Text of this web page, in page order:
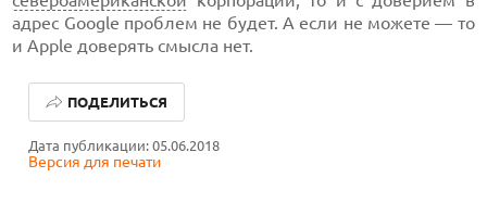
адрес Google проблем не будет. А если не можете — то
и Apple доверять смысла нет.
Дата публикации: 05.06.2018
Версия для печати
ПОДЕЛИТЬСЯ
ЛУЧШИЕ ВИДЕОРЕГИСТРАТОРЫ В 2026 ГОДУ
КАК БЕЗОПАСНО КУПИТЬ Б/У СМАРТФОН